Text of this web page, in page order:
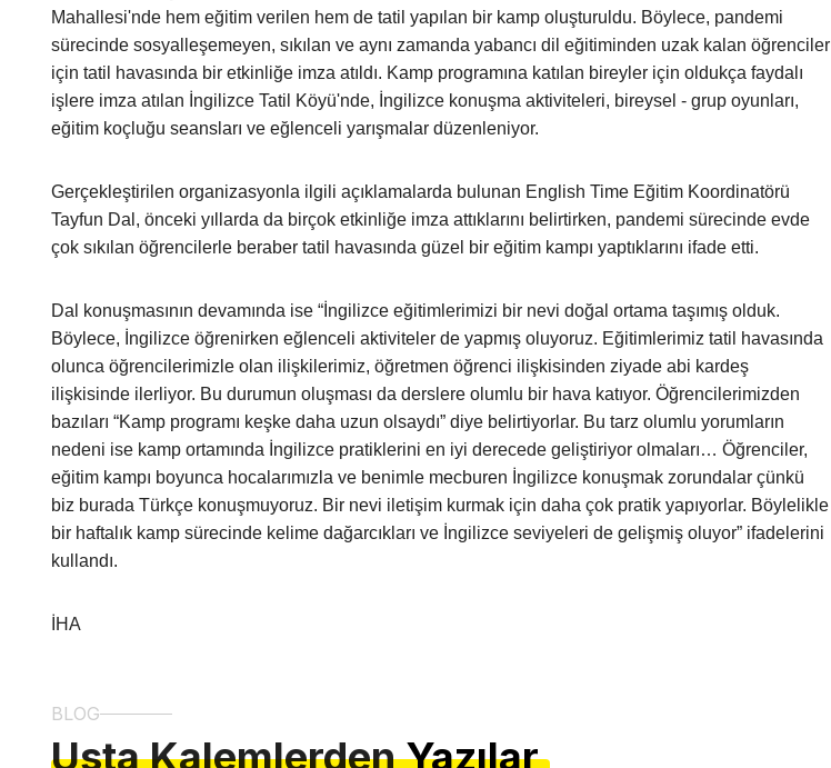
Mahallesi'nde hem eğitim verilen hem de tatil yapılan bir kamp oluşturuldu. Böylece, pandemi
sürecinde sosyalleşemeyen, sıkılan ve aynı zamanda yabancı dil eğitiminden uzak kalan öğrenciler
için tatil havasında bir etkinliğe imza atıldı. Kamp programına katılan bireyler için oldukça faydalı
işlere imza atılan İngilizce Tatil Köyü'nde, İngilizce konuşma aktiviteleri, bireysel - grup oyunları,
eğitim koçluğu seansları ve eğlenceli yarışmalar düzenleniyor.
Gerçekleştirilen organizasyonla ilgili açıklamalarda bulunan English Time Eğitim Koordinatörü
Tayfun Dal, önceki yıllarda da birçok etkinliğe imza attıklarını belirtirken, pandemi sürecinde evde
çok sıkılan öğrencilerle beraber tatil havasında güzel bir eğitim kampı yaptıklarını ifade etti.
Dal konuşmasının devamında ise “İngilizce eğitimlerimizi bir nevi doğal ortama taşımış olduk.
Böylece, İngilizce öğrenirken eğlenceli aktiviteler de yapmış oluyoruz. Eğitimlerimiz tatil havasında
olunca öğrencilerimizle olan ilişkilerimiz, öğretmen öğrenci ilişkisinden ziyade abi kardeş
ilişkisinde ilerliyor. Bu durumun oluşması da derslere olumlu bir hava katıyor. Öğrencilerimizden
bazıları “Kamp programı keşke daha uzun olsaydı” diye belirtiyorlar. Bu tarz olumlu yorumların
nedeni ise kamp ortamında İngilizce pratiklerini en iyi derecede geliştiriyor olmaları… Öğrenciler,
eğitim kampı boyunca hocalarımızla ve benimle mecburen İngilizce konuşmak zorundalar çünkü
biz burada Türkçe konuşmuyoruz. Bir nevi iletişim kurmak için daha çok pratik yapıyorlar. Böylelikle
bir haftalık kamp sürecinde kelime dağarcıkları ve İngilizce seviyeleri de gelişmiş oluyor” ifadelerini
kullandı.
İHA
BLOG
Usta Kalemlerden Yazılar